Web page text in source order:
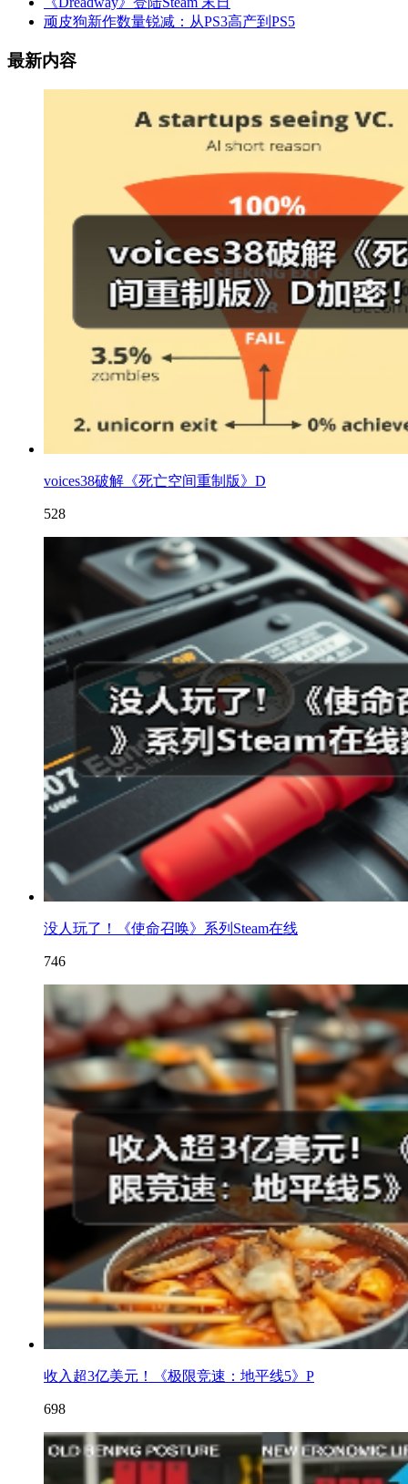
顽皮狗新作数量锐减：从PS3高产到PS5
最新内容
voices38破解《死亡空间重制版》D
528
没人玩了！《使命召唤》系列Steam在线
746
收入超3亿美元！《极限竞速：地平线5》P
698